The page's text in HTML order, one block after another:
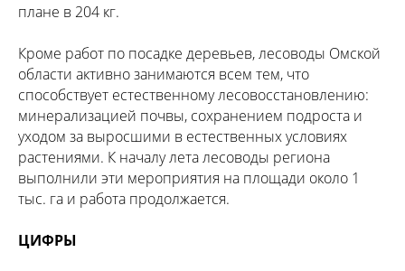
плане в 204 кг.
Кроме работ по посадке деревьев, лесоводы Омской
области активно занимаются всем тем, что
способствует естественному лесовосстановлению:
минерализацией почвы, сохранением подроста и
уходом за выросшими в естественных условиях
растениями. К началу лета лесоводы региона
выполнили эти мероприятия на площади около 1
тыс. га и работа продолжается.
ЦИФРЫ